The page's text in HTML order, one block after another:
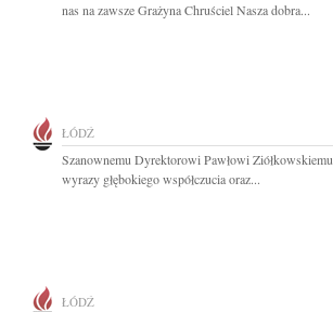
nas na zawsze Grażyna Chruściel Nasza dobra...
ŁÓDŹ
Szanownemu Dyrektorowi Pawłowi Ziółkowskiemu
wyrazy głębokiego współczucia oraz...
ŁÓDŹ